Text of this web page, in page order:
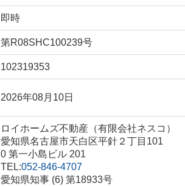
即時
第R08SHC100239号
102319353
2026年08月10日
ロイホームズ不動産（有限会社ネスコ）
愛知県名古屋市天白区平針２丁目101
0 第一小島ビル 201
TEL:052-846-4707
愛知県知事 (6) 第18933号